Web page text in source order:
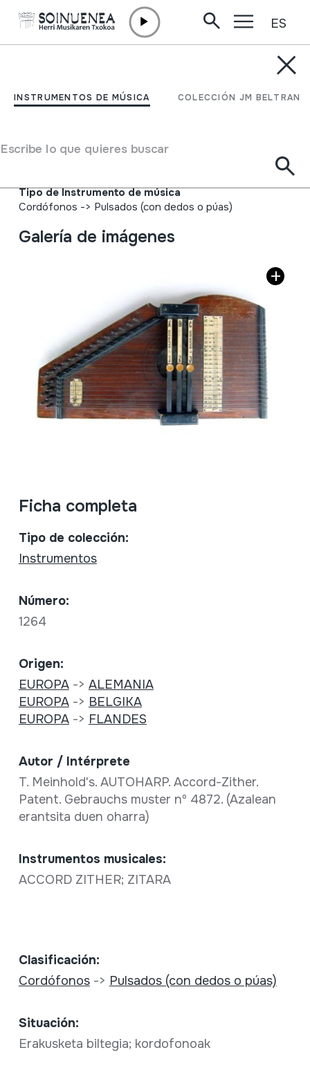
INSTRUMENTOS DE MÚSICA COLECCIÓN JM BELTRAN
Escribe lo que quieres buscar
ES
ACCORD ZITHER; ZITARA
T. Meinhold's. AUTOHARP. Accord-Zither. Patent.
Tipo de Instrumento de música
Cordófonos -> Pulsados (con dedos o púas)
Galería de imágenes
Ficha completa
Tipo de colección:
Instrumentos
Número:
1264
Origen:
EUROPA-> ALEMANIA
EUROPA-> BELGIKA
EUROPA-> FLANDES
Autor / Intérprete
T. Meinhold's. AUTOHARP. Accord-Zither.
Patent. Gebrauchs muster nº 4872. (Azalean
erantsita duen oharra)
Instrumentos musicales:
ACCORD ZITHER; ZITARA
Clasificación:
Cordófonos-> Pulsados (con dedos o púas)
Situación:
Erakusketa biltegia; kordofonoak